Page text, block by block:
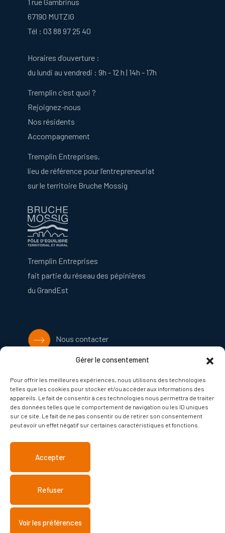
Gérer le consentement
Pour offrir les meilleures expériences, nous utilisons des technologies
telles que les cookies pour stocker et/ou accéder aux informations des
appareils. Le fait de consentir à ces technologies nous permettra de traiter
des données telles que le comportement de navigation ou les ID uniques
sur ce site. Le fait de ne pas consentir ou de retirer son consentement
peut avoir un effet négatif sur certaines caractéristiques et fonctions.
Accepter
Refuser
Voir les préférences
67190 MUTZIG
Tél : 03 88 97 25 40
Horaires d’ouverture :
du lundi au vendredi : 9h - 12 h | 14h - 17h
Tremplin c'est quoi ?
Rejoignez-nous
Nos résidents
Accompagnement
Tremplin Entreprises,
lieu de référence pour l’entrepreneuriat
sur le territoire Bruche Mossig
Tremplin Entreprises
fait partie du réseau des pépinières
du GrandEst
Nous contacter
PETR Bruche Mossig
Plan du site
Politique de gestion des cookies